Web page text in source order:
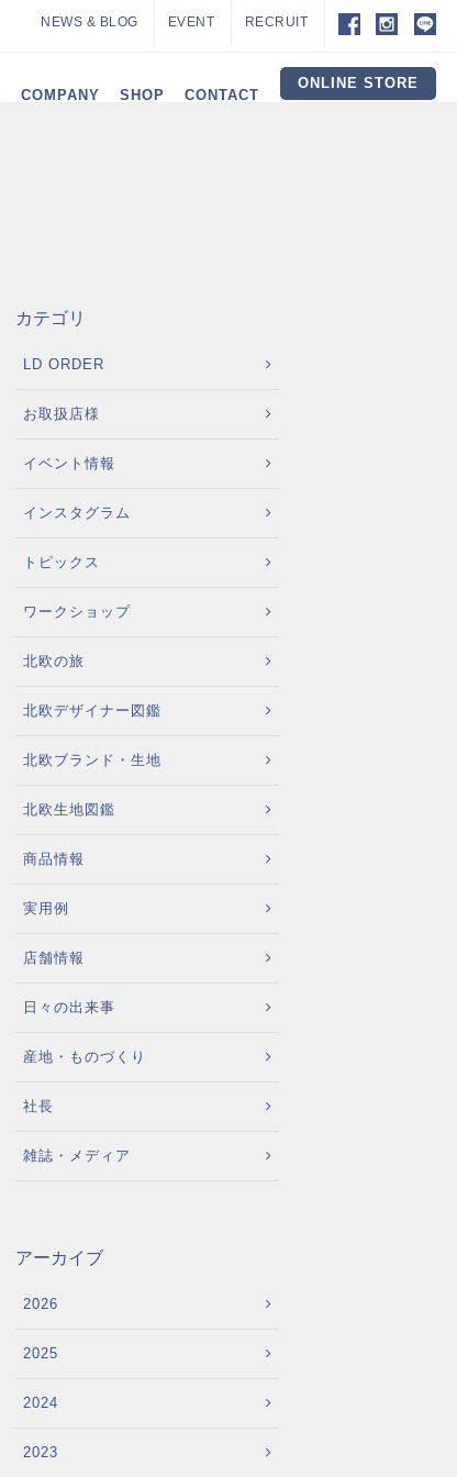
NEWS & BLOG EVENT RECRUIT
COMPANY SHOP CONTACT
ONLINE STORE
カテゴリ
LD ORDER
お取扱店様
イベント情報
インスタグラム
トピックス
ワークショップ
北欧の旅
北欧デザイナー図鑑
北欧ブランド・生地
北欧生地図鑑
商品情報
実用例
店舗情報
日々の出来事
産地・ものづくり
社長
雑誌・メディア
アーカイブ
2026
2025
2024
2023